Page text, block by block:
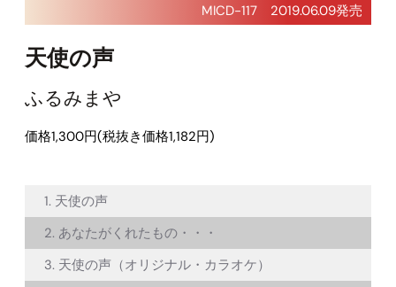
MICD-117 2019.06.09発売
天使の声
ふるみまや
価格1,300円(税抜き価格1,182円)
1. 天使の声
2. あなたがくれたもの・・・
3. 天使の声（オリジナル・カラオケ）